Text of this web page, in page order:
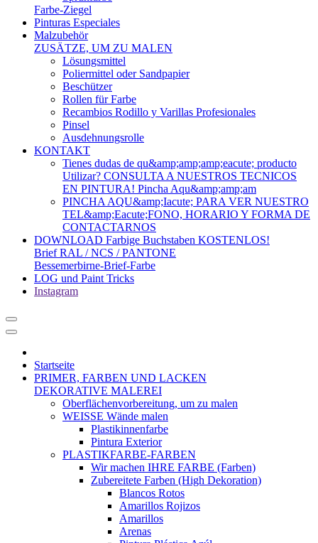
Farbe-Ziegel
Pinturas Especiales
Malzubehör
ZUSÄTZE, UM ZU MALEN
Lösungsmittel
Poliermittel oder Sandpapier
Beschützer
Rollen für Farbe
Recambios Rodillo y Varillas Profesionales
Pinsel
Ausdehnungsrolle
KONTAKT
Tienes dudas de qu&amp;amp;amp;eacute; producto
Utilizar? CONSULTA A NUESTROS TECNICOS
EN PINTURA! Pincha Aqu&amp;amp;am
PINCHA AQU&amp;Iacute; PARA VER NUESTRO
TEL&amp;Eacute;FONO, HORARIO Y FORMA DE
CONTACTARNOS
DOWNLOAD Farbige Buchstaben KOSTENLOS!
Brief RAL / NCS / PANTONE
Bessemerbirne-Brief-Farbe
LOG und Paint Tricks
Instagram
Startseite
PRIMER, FARBEN UND LACKEN
DEKORATIVE MALEREI
Oberflächenvorbereitung, um zu malen
WEISSE Wände malen
Plastikinnenfarbe
Pintura Exterior
PLASTIKFARBE-FARBEN
Wir machen IHRE FARBE (Farben)
Zubereitete Farben (High Dekoration)
Blancos Rotos
Amarillos Rojizos
Amarillos
Arenas